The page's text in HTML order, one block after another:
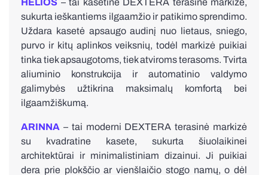
HELIOS – tai kasetinė DEXTERA terasinė markizė,
sukurta ieškantiems ilgaamžio ir patikimo sprendimo.
Uždara kasetė apsaugo audinį nuo lietaus, sniego,
purvo ir kitų aplinkos veiksnių, todėl markizė puikiai
tinka tiek apsaugotoms, tiek atviroms terasoms. Tvirta
aliuminio konstrukcija ir automatinio valdymo
galimybės užtikrina maksimalų komfortą bei
ilgaamžiškumą.
ARINNA – tai moderni DEXTERA terasinė markizė
su kvadratine kasete, sukurta šiuolaikinei
architektūrai ir minimalistiniam dizainui. Ji puikiai
dera prie plokščio ar vienšlaičio stogo namų, o dėl